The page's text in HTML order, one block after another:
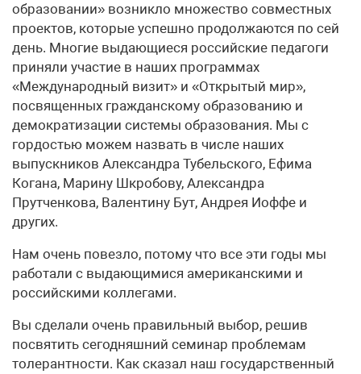
образовании» возникло множество совместных
проектов, которые успешно продолжаются по сей
день. Многие выдающиеся российские педагоги
приняли участие в наших программах
«Международный визит» и «Открытый мир»,
посвященных гражданскому образованию и
демократизации системы образования. Мы с
гордостью можем назвать в числе наших
выпускников Александра Тубельского, Ефима
Когана, Марину Шкробову, Александра
Прутченкова, Валентину Бут, Андрея Иоффе и
других.
Нам очень повезло, потому что все эти годы мы
работали с выдающимися американскими и
российскими коллегами.
Вы сделали очень правильный выбор, решив
посвятить сегодняшний семинар проблемам
толерантности. Как сказал наш государственный